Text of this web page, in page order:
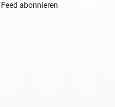
Feed abonnieren